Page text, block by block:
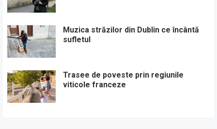
Muzica străzilor din Dublin ce încântă
sufletul
Trasee de poveste prin regiunile
viticole franceze